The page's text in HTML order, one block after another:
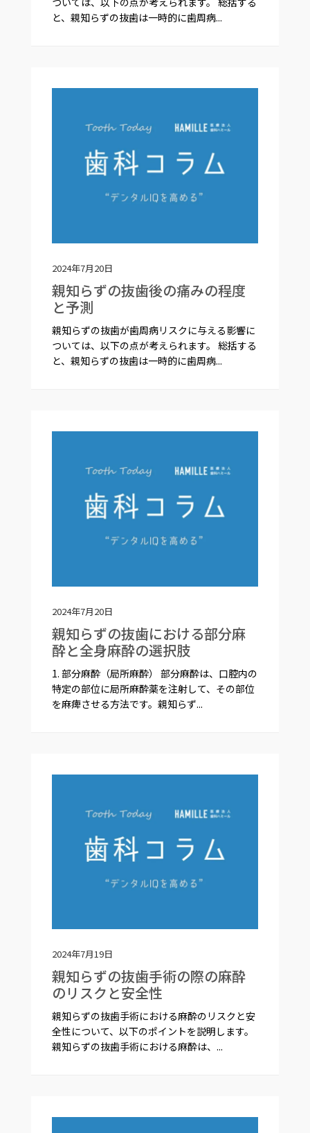
と、親知らずの抜歯は一時的に歯周病...
2024年7月20日
親知らずの抜歯後の痛みの程度
と予測
親知らずの抜歯が歯周病リスクに与える影響に
ついては、以下の点が考えられます。 総括する
と、親知らずの抜歯は一時的に歯周病...
2024年7月20日
親知らずの抜歯における部分麻
酔と全身麻酔の選択肢
1. 部分麻酔（局所麻酔） 部分麻酔は、口腔内の
特定の部位に局所麻酔薬を注射して、その部位
を麻痺させる方法です。親知らず...
2024年7月19日
親知らずの抜歯手術の際の麻酔
のリスクと安全性
親知らずの抜歯手術における麻酔のリスクと安
全性について、以下のポイントを説明します。
親知らずの抜歯手術における麻酔は、...